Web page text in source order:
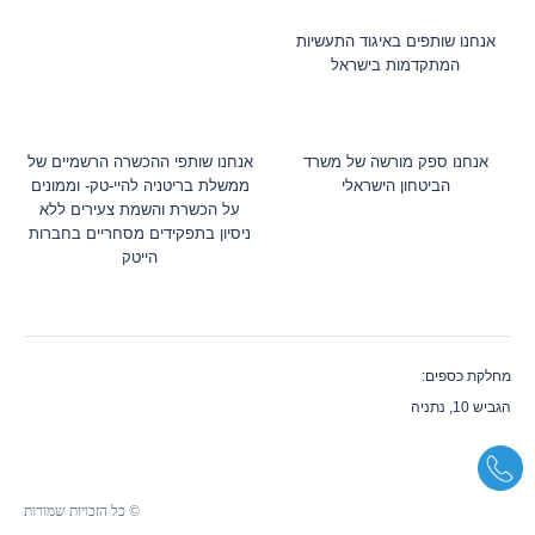
אנחנו שותפים באיגוד התעשיות
המתקדמות בישראל
אנחנו ספק מורשה של משרד
הביטחון הישראלי
אנחנו שותפי ההכשרה הרשמיים של
ממשלת בריטניה להיי-טק- וממונים
על הכשרת והשמת צעירים ללא
ניסיון בתפקידים מסחריים בחברות
הייטק
מחלקת כספים:
הגביש 10, נתניה
© כל הזכויות שמורות